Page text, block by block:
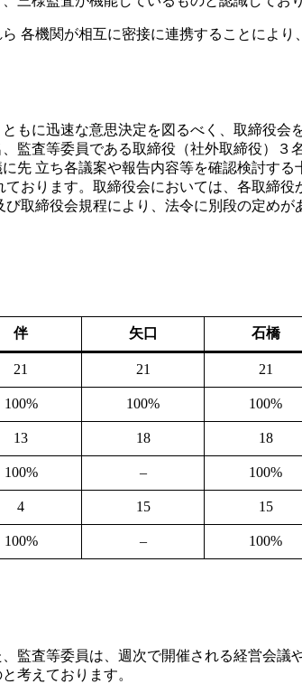
各機関が相互に密接に連携することによ
もに迅速な意思決定を図るべく、取締役会
監査等委員である取締役（社外取締役）３
先 立ち各議案や報告内容等を確認検討す
おります。取締役会においては、各取締
取締役会規程により、法令に別段の定め
伴 矢口 石橋
21 21 21
100% 100% 100%
13 18 18
100% – 100%
4 15 15
100% – 100%
監査等委員は、週次で開催される経営会議
考えております。